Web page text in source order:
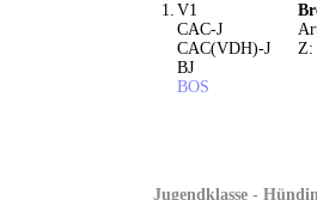
1. V1
CAC-J
CAC(VDH)-J
BJ
BOS
Z:
Jugendklasse -